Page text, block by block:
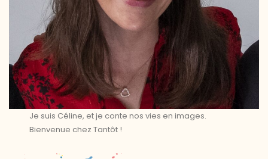
Je suis Céline, et je conte nos vies en images.
Bienvenue chez Tantôt !